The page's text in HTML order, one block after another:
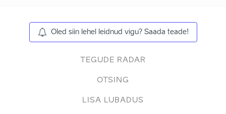
Oled siin lehel leidnud vigu? Saada teade!
TEGUDE RADAR
OTSING
LISA LUBADUS